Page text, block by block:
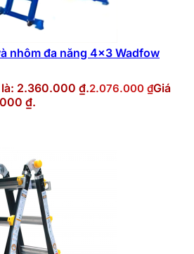
nhôm đa năng 4×3 Wadfow
là: 2.360.000 ₫.2.076.000 ₫Giá
₫.